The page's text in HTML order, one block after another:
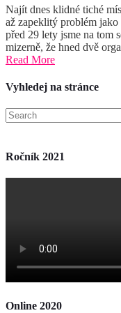
Najít dnes klidné tiché
až zapeklitý problém jako
před 29 lety jsme na tom
mizerně, že hned dvě
Read More
Vyhledej na stránce
Ročník 2021
Online 2020